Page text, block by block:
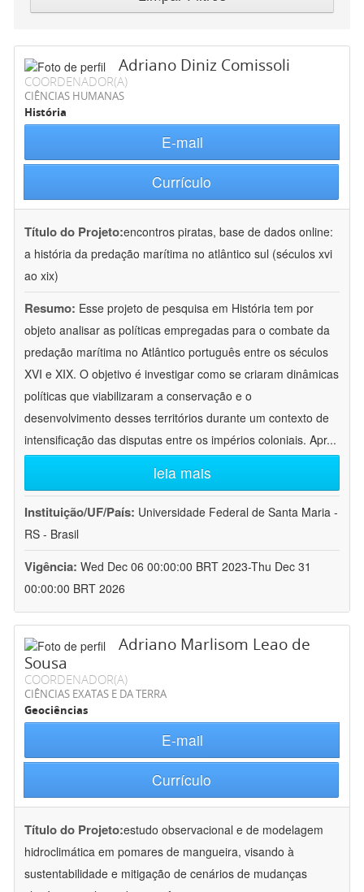
Adriano Diniz Comissoli
COORDENADOR(A)
CIÊNCIAS HUMANAS
História
E-mail
Currículo
Título do Projeto:encontros piratas, base de dados online:
a história da predação marítima no atlântico sul (séculos xvi
ao xix)
Resumo: Esse projeto de pesquisa em História tem por
objeto analisar as políticas empregadas para o combate da
predação marítima no Atlântico português entre os séculos
XVI e XIX. O objetivo é investigar como se criaram dinâmicas
políticas que viabilizaram a conservação e o
desenvolvimento desses territórios durante um contexto de
intensificação das disputas entre os impérios coloniais. Apr...
leia mais
Instituição/UF/País: Universidade Federal de Santa Maria -
RS - Brasil
Vigência: Wed Dec 06 00:00:00 BRT 2023-Thu Dec 31
00:00:00 BRT 2026
Adriano Marlisom Leao de
Sousa
COORDENADOR(A)
CIÊNCIAS EXATAS E DA TERRA
Geociências
E-mail
Currículo
Título do Projeto:estudo observacional e de modelagem
hidroclimática em pomares de mangueira, visando à
sustentabilidade e mitigação de cenários de mudanças